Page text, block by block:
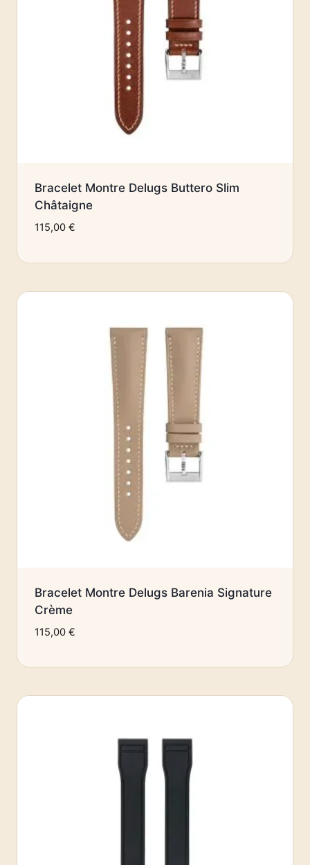
Bracelet Montre Delugs Buttero Slim
Châtaigne
115,00 €
Bracelet Montre Delugs Barenia Signature
Crème
115,00 €